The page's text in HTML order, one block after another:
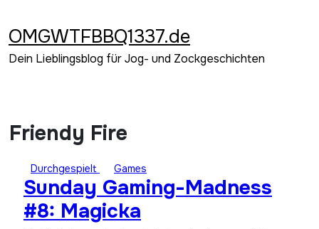
springen
OMGWTFBBQ1337.de
Dein Lieblingsblog für Jog- und Zockgeschichten
Friendy Fire
Durchgespielt Games
Sunday Gaming-Madness
#8: Magicka